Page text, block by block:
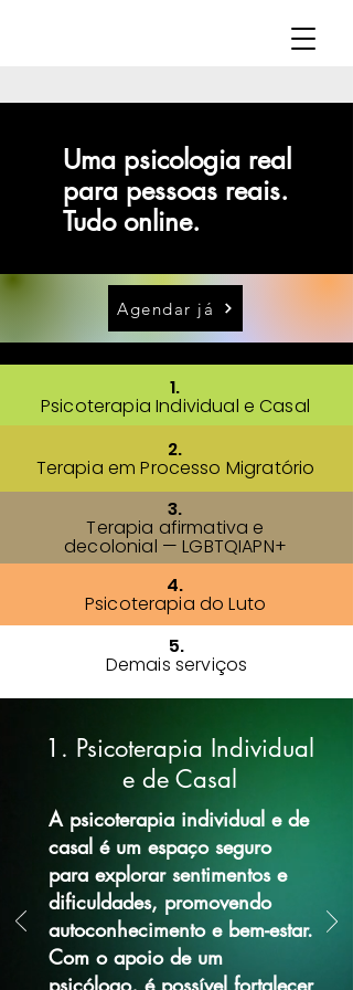
Lucas Bento
Psicólogo clínico ― CRP (06/171487)
Uma psicologia real
para pessoas reais.
Tudo online.
Agendar já
1.
Psicoterapia Individual e Casal
2.
Terapia em Processo Migratório
3.
Terapia afirmativa e
decolonial — LGBTQIAPN+
4.
Psicoterapia do Luto
5.
Demais serviços
1. Psicoterapia Individual
e de Casal
A psicoterapia individual e de
casal é um espaço seguro
para explorar sentimentos e
dificuldades, promovendo
autoconhecimento e bem-estar.
Com o apoio de um
psicólogo, é possível fortalecer